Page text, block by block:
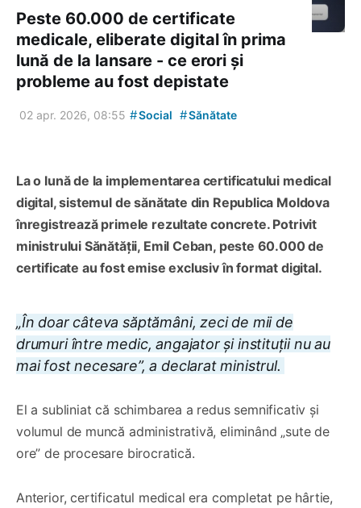
Peste 60.000 de certificate
medicale, eliberate digital în prima
lună de la lansare - ce erori și
probleme au fost depistate
02 apr. 2026, 08:55 #Social #Sănătate
La o lună de la implementarea certificatului medical
digital, sistemul de sănătate din Republica Moldova
înregistrează primele rezultate concrete. Potrivit
ministrului Sănătății, Emil Ceban, peste 60.000 de
certificate au fost emise exclusiv în format digital.
„În doar câteva săptămâni, zeci de mii de
drumuri între medic, angajator și instituții nu au
mai fost necesare”, a declarat ministrul.
El a subliniat că schimbarea a redus semnificativ și
volumul de muncă administrativă, eliminând „sute de
ore” de procesare birocratică.
Anterior, certificatul medical era completat pe hârtie,